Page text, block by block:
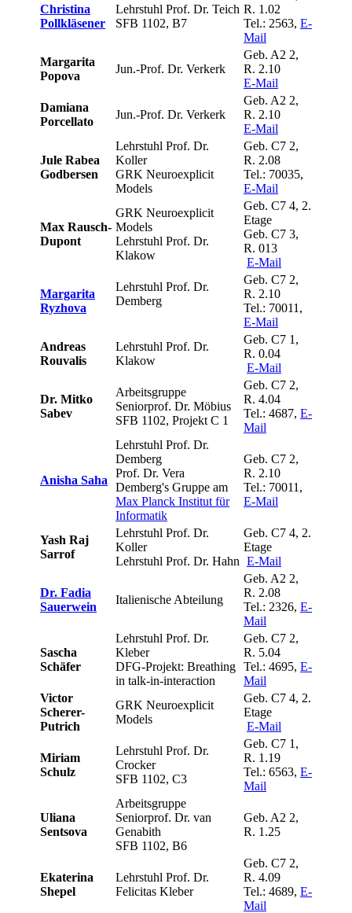
Christina
Pollkläsener
Lehrstuhl Prof. Dr. Teich
SFB 1102, B7
R. 1.02
Tel.: 2563, E-
Mail
Margarita
Popova
Jun.-Prof. Dr. Verkerk
Geb. A2 2,
R. 2.10
E-Mail
Damiana
Porcellato
Jun.-Prof. Dr. Verkerk
Geb. A2 2,
R. 2.10
E-Mail
Jule Rabea
Godbersen
Lehrstuhl Prof. Dr.
Koller
GRK Neuroexplicit
Models
Geb. C7 2,
R. 2.08
Tel.: 70035,
E-Mail
Max Rausch-
Dupont
GRK Neuroexplicit
Models
Lehrstuhl Prof. Dr.
Klakow
Geb. C7 4, 2.
Etage
Geb. C7 3,
R. 013
E-Mail
Margarita
Ryzhova
Lehrstuhl Prof. Dr.
Demberg
Geb. C7 2,
R. 2.10
Tel.: 70011,
E-Mail
Andreas
Rouvalis
Lehrstuhl Prof. Dr.
Klakow
Geb. C7 1,
R. 0.04
E-Mail
Dr. Mitko
Sabev
Arbeitsgruppe
Seniorprof. Dr. Möbius
SFB 1102, Projekt C 1
Geb. C7 2,
R. 4.04
Tel.: 4687, E-
Mail
Anisha Saha
Lehrstuhl Prof. Dr.
Demberg
Prof. Dr. Vera
Demberg's Gruppe am
Max Planck Institut für
Informatik
Geb. C7 2,
R. 2.10
Tel.: 70011,
E-Mail
Yash Raj
Sarrof
Lehrstuhl Prof. Dr.
Koller
Lehrstuhl Prof. Dr. Hahn
Geb. C7 4, 2.
Etage
E-Mail
Dr. Fadia
Sauerwein
Italienische Abteilung
Geb. A2 2,
R. 2.08
Tel.: 2326, E-
Mail
Sascha
Schäfer
Lehrstuhl Prof. Dr.
Kleber
DFG-Projekt: Breathing
in talk-in-interaction
Geb. C7 2,
R. 5.04
Tel.: 4695, E-
Mail
Victor
Scherer-
Putrich
GRK Neuroexplicit
Models
Geb. C7 4, 2.
Etage
E-Mail
Miriam
Schulz
Lehrstuhl Prof. Dr.
Crocker
SFB 1102, C3
Geb. C7 1,
R. 1.19
Tel.: 6563, E-
Mail
Uliana
Sentsova
Arbeitsgruppe
Seniorprof. Dr. van
Genabith
SFB 1102, B6
Geb. A2 2,
R. 1.25
Ekaterina
Shepel
Lehrstuhl Prof. Dr.
Felicitas Kleber
Geb. C7 2,
R. 4.09
Tel.: 4689, E-
Mail